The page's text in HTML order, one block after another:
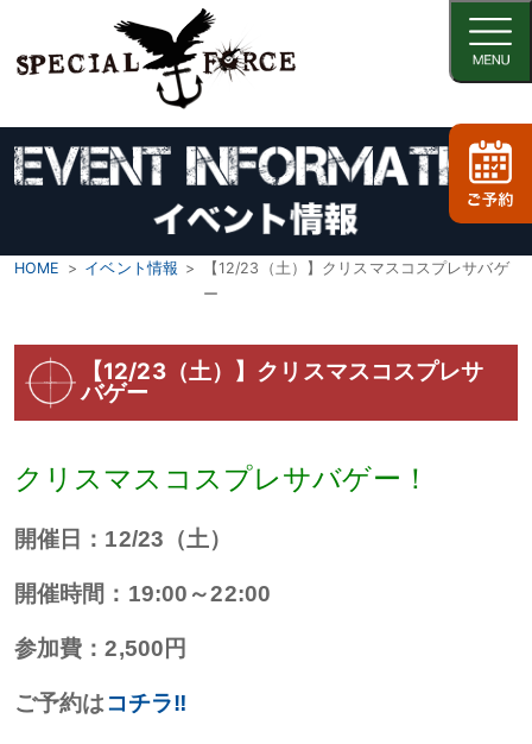
HOME イベント情報
【12/23（土）】クリスマスコスプレサバゲ
ー
【12/23（土）】クリスマスコスプレサ
バゲー
クリスマスコスプレサバゲー！
開催日：12/23（土）
開催時間：19:00～22:00
参加費：2,500円
ご予約はコチラ‼